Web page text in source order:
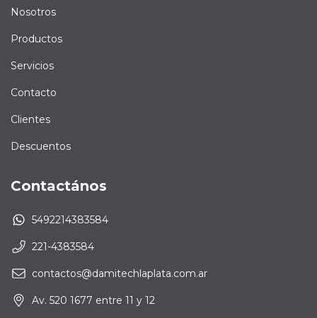
Nosotros
Productos
Servicios
Contacto
Clientes
Descuentos
Contactános
5492214383584
221-4383584
contactos@damitechlaplata.com.ar
Av. 520 1677 entre 11 y 12